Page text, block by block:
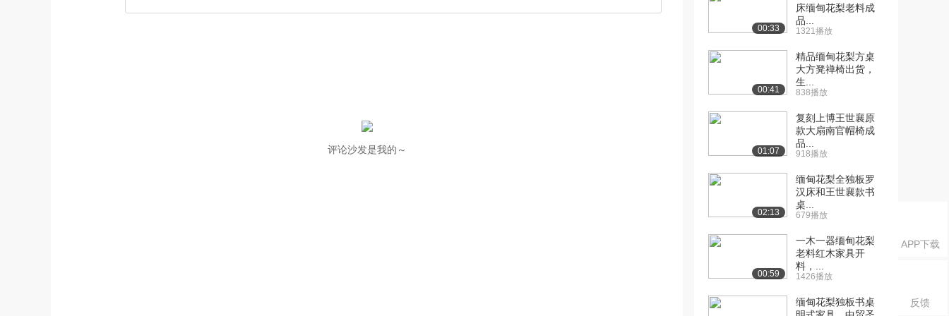
APP下载
反馈
评论沙发是我的～
00:33
床缅甸花梨老料成
品...
1321播放
00:41
精品缅甸花梨方桌
大方凳禅椅出货，
生...
838播放
01:07
复刻上博王世襄原
款大扇南官帽椅成
品...
918播放
02:13
缅甸花梨全独板罗
汉床和王世襄款书
桌...
679播放
00:59
一木一器缅甸花梨
老料红木家具开
料，...
1426播放
缅甸花梨独板书桌